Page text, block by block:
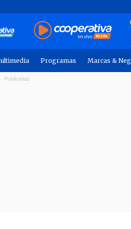
Programas Marcas &